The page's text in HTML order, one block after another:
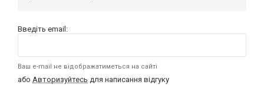
Введіть email:
Ваш e-mail не відображатиметься на сайті
або Авторизуйтесь для написання відгуку